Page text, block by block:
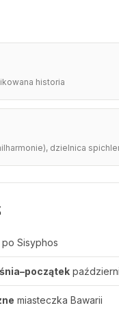
historia
dzielnica
po Sisyphos
miasteczka Bawarii